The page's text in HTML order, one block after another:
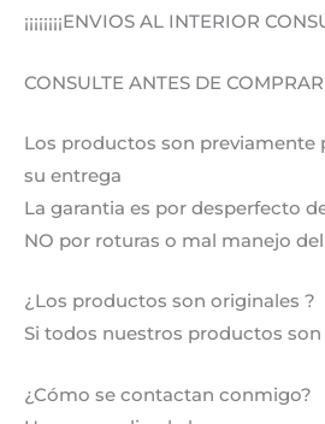
¡¡¡¡¡¡¡¡ENVIOS AL INTERIOR
CONSULTE ANTES DE COMPRAR
Los productos son previamente
su entrega
La garantia es por desperfecto
NO por roturas o mal manejo
¿Los productos son originales ?
Si todos nuestros productos
¿Cómo se contactan conmigo?